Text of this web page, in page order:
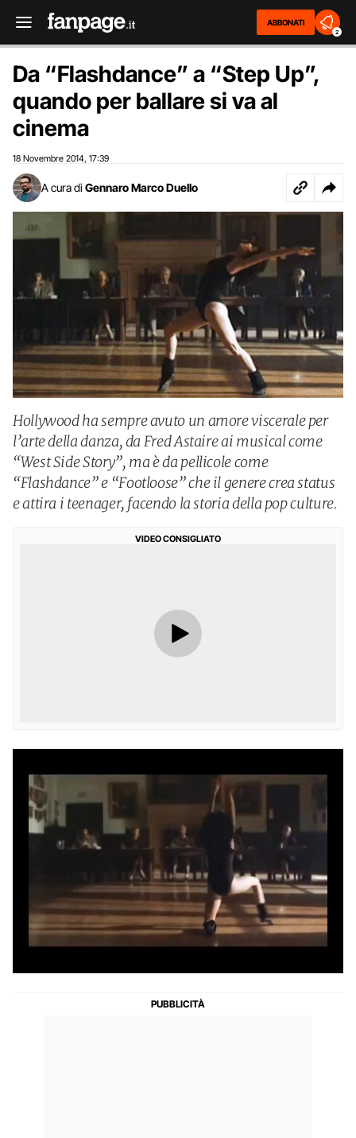
ABBONATI
2
Da “Flashdance” a “Step Up”,
quando per ballare si va al
cinema
18 Novembre 2014 17:39
A cura di Gennaro Marco Duello
Hollywood ha sempre avuto un amore viscerale per
l’arte della danza, da Fred Astaire ai musical come
“West Side Story”, ma è da pellicole come
“Flashdance” e “Footloose” che il genere crea status
e attira i teenager, facendo la storia della pop culture.
VIDEO CONSIGLIATO